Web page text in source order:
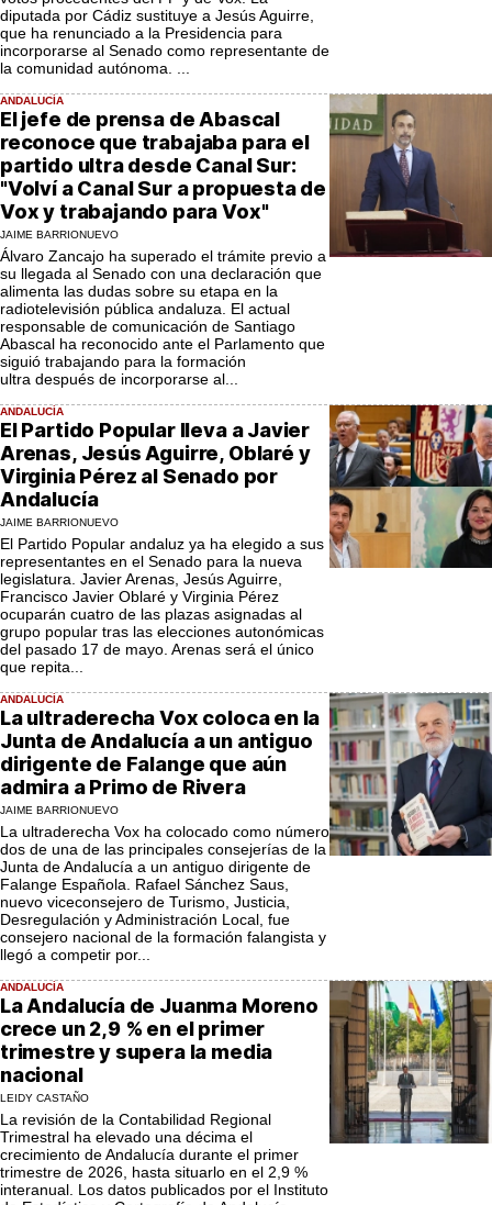
diputada por Cádiz sustituye a Jesús Aguirre,
que ha renunciado a la Presidencia para
incorporarse al Senado como representante de
la comunidad autónoma. ...
ANDALUCÍA
El jefe de prensa de Abascal
reconoce que trabajaba para el
partido ultra desde Canal Sur:
"Volví a Canal Sur a propuesta de
Vox y trabajando para Vox"
JAIME BARRIONUEVO
Álvaro Zancajo ha superado el trámite previo a
su llegada al Senado con una declaración que
alimenta las dudas sobre su etapa en la
radiotelevisión pública andaluza. El actual
responsable de comunicación de Santiago
Abascal ha reconocido ante el Parlamento que
siguió trabajando para la formación
ultra después de incorporarse al...
ANDALUCÍA
El Partido Popular lleva a Javier
Arenas, Jesús Aguirre, Oblaré y
Virginia Pérez al Senado por
Andalucía
JAIME BARRIONUEVO
El Partido Popular andaluz ya ha elegido a sus
representantes en el Senado para la nueva
legislatura. Javier Arenas, Jesús Aguirre,
Francisco Javier Oblaré y Virginia Pérez
ocuparán cuatro de las plazas asignadas al
grupo popular tras las elecciones autonómicas
del pasado 17 de mayo. Arenas será el único
que repita...
ANDALUCÍA
La ultraderecha Vox coloca en la
Junta de Andalucía a un antiguo
dirigente de Falange que aún
admira a Primo de Rivera
JAIME BARRIONUEVO
La ultraderecha Vox ha colocado como número
dos de una de las principales consejerías de la
Junta de Andalucía a un antiguo dirigente de
Falange Española. Rafael Sánchez Saus,
nuevo viceconsejero de Turismo, Justicia,
Desregulación y Administración Local, fue
consejero nacional de la formación falangista y
llegó a competir por...
ANDALUCÍA
La Andalucía de Juanma Moreno
crece un 2,9 % en el primer
trimestre y supera la media
nacional
LEIDY CASTAÑO
La revisión de la Contabilidad Regional
Trimestral ha elevado una décima el
crecimiento de Andalucía durante el primer
trimestre de 2026, hasta situarlo en el 2,9 %
interanual. Los datos publicados por el Instituto